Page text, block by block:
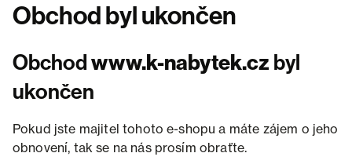
Obchod byl ukončen
Obchodwww.k-nabytek.cz byl
ukončen
Pokud jste majitel tohoto e-shopu a máte zájem o jeho
obnovení, tak se na nás prosím obraťte.